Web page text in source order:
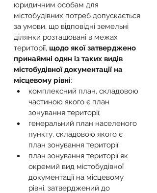
юридичним особам для
містобудівних потреб допускається
за умови, що відповідні земельні
ділянки розташовані в межах
території, щодо якої затверджено
принаймні один із таких видів
містобудівної документації на
місцевому рівні:
комплексний план, складовою
частиною якого є план
зонування території;
генеральний план населеного
пункту, складовою якого є
план зонування території;
план зонування території як
окремий вид містобудівної
документації на місцевому
рівні, затверджений до